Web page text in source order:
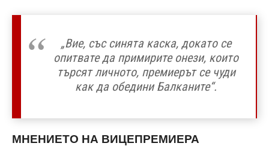
„Вие, със синята каска, докато се
опитвате да примирите онези, които
търсят личното, премиерът се чуди
как да обедини Балканите“.
МНЕНИЕТО НА ВИЦЕПРЕМИЕРА